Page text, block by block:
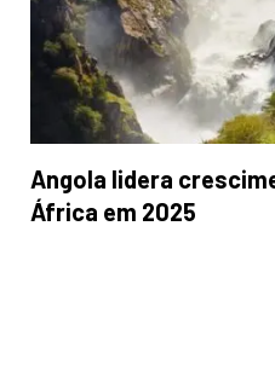
Angola lidera
África em 2025